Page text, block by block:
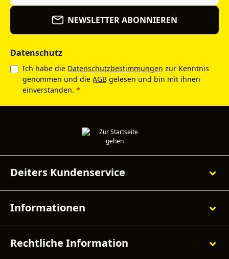
NEWSLETTER ABONNIEREN
Datenschutz
Ich habe die Datenschutzbestimmungen zur Kenntnis
genommen und die AGB gelesen und bin mit ihnen
einverstanden. *
Deiters Kundenservice
Informationen
Rechtliche Information